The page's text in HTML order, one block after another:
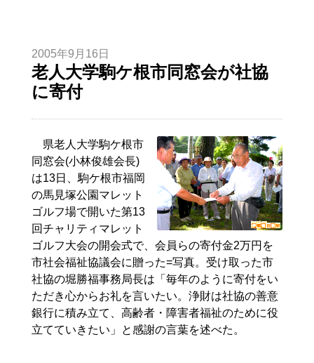
2005年9月16日
老人大学駒ケ根市同窓会が社協
に寄付
県老人大学駒ケ根市
同窓会(小林俊雄会長)
は13日、駒ケ根市福岡
の馬見塚公園マレット
ゴルフ場で開いた第13
回チャリティマレット
ゴルフ大会の開会式で、会員らの寄付金2万円を
市社会福祉協議会に贈った=写真。受け取った市
社協の堀勝福事務局長は「毎年のように寄付をい
ただき心からお礼を言いたい。浄財は社協の善意
銀行に積み立て、高齢者・障害者福祉のために役
立てていきたい」と感謝の言葉を述べた。